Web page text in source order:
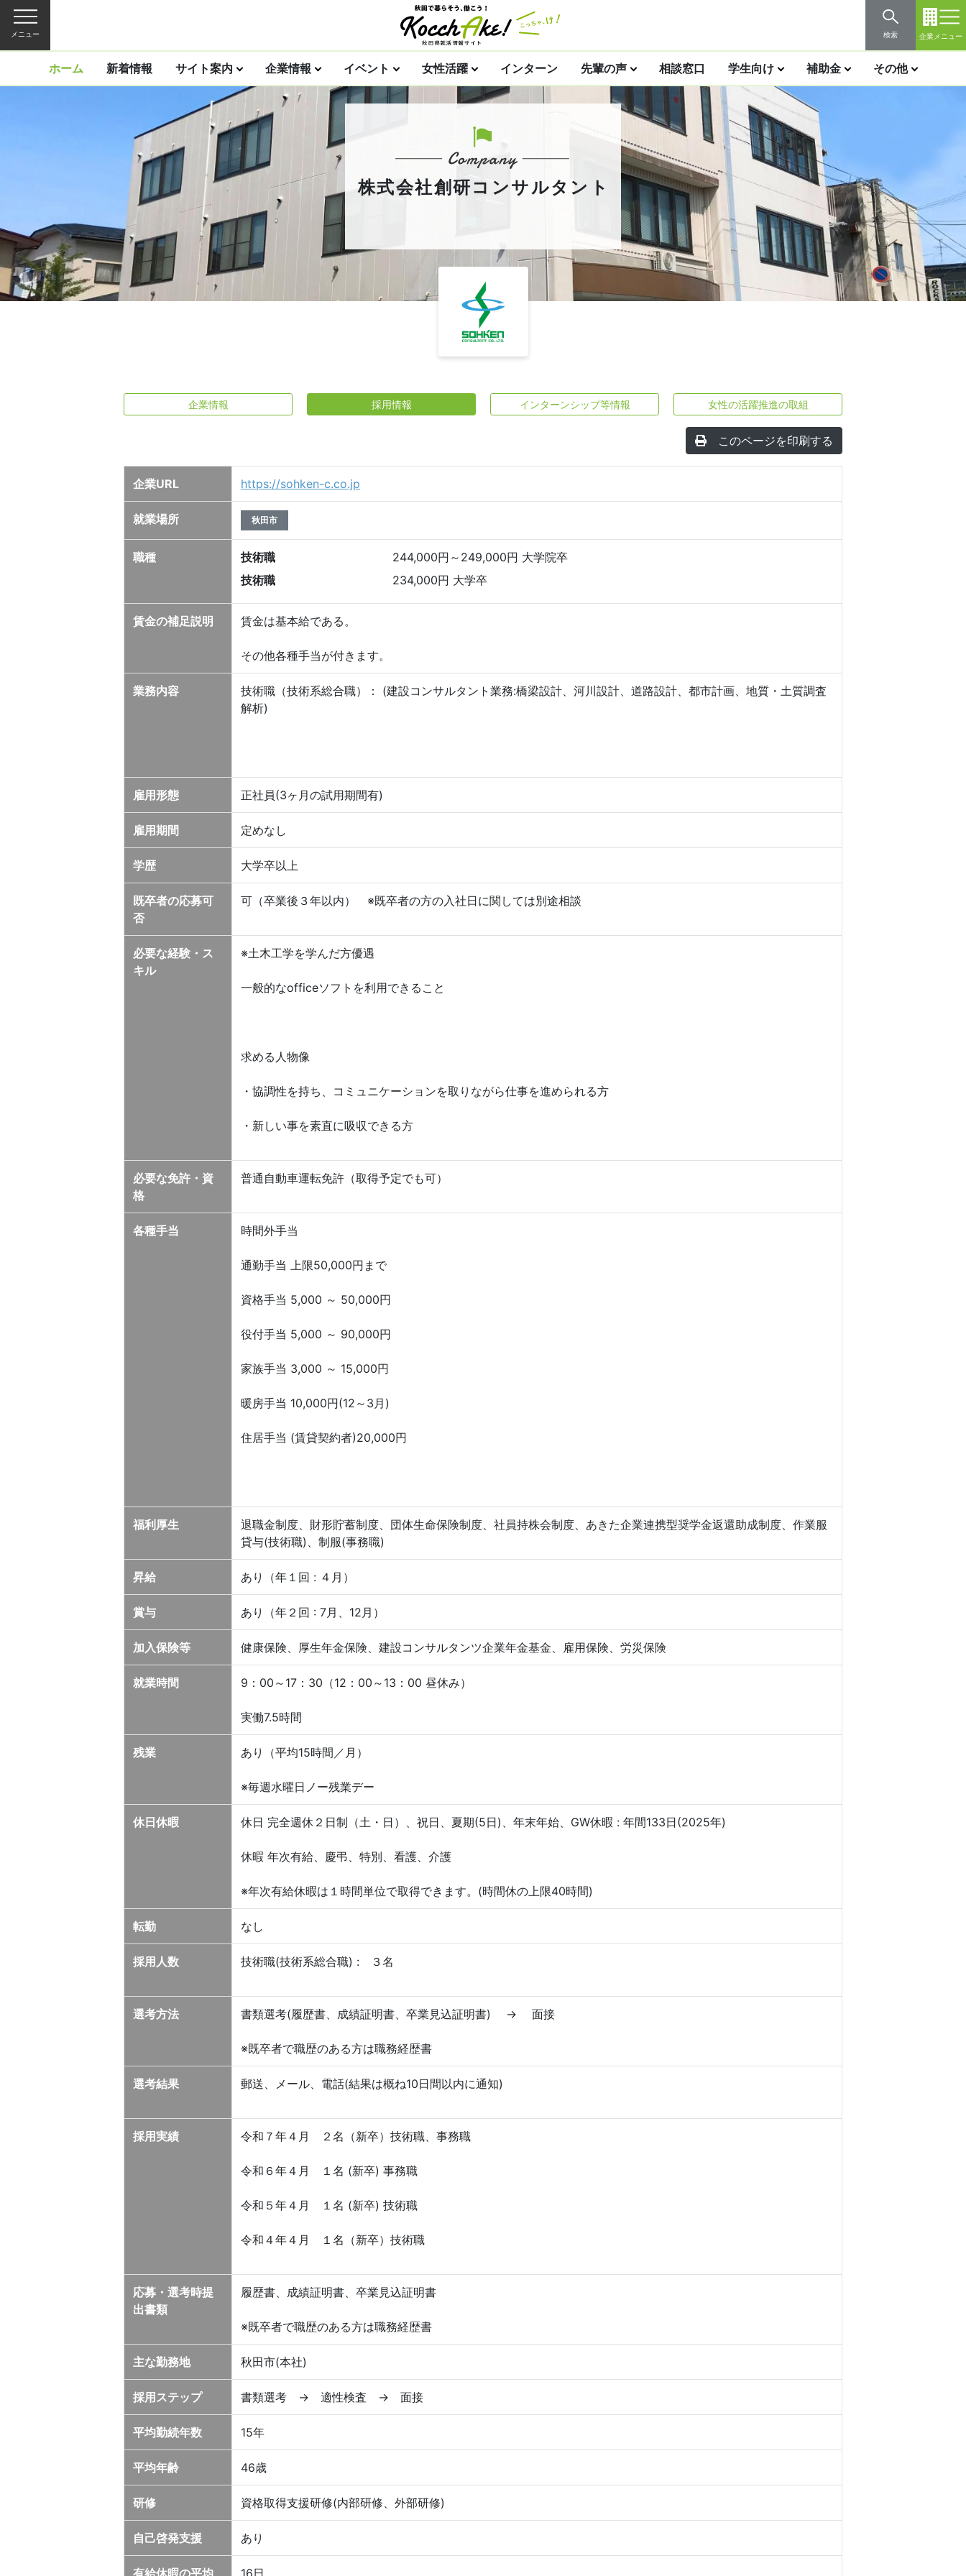
メニュー 検索 企業メニュー
ホーム 新着情報 サイト案内 企業情報 イベント 女性活躍 インターン 先輩の声 相談窓口 学生向け 補助金 その他
株式会社創研コンサルタント
企業情報 採用情報 インターンシップ等情報 女性の活躍推進の取組
このページを印刷する
企業URL https://sohken-c.co.jp
就業場所 秋田市
職種 技術職
244,000円～249,000円 大学院卒
技術職
234,000円 大学卒
賃金の補足説明 賃金は基本給である。
その他各種手当が付きます。
業務内容
技術職（技術系総合職）： (建設コンサルタント業務:橋梁設計、河川設計、道路設計、都市計画、地質・土質調査
解析)
雇用形態 正社員(3ヶ月の試用期間有)
雇用期間 定めなし
学歴 大学卒以上
既卒者の応募可
否
可（卒業後３年以内） ※既卒者の方の入社日に関しては別途相談
必要な経験・ス
キル
※土木工学を学んだ方優遇
一般的なofficeソフトを利用できること
求める人物像
・協調性を持ち、コミュニケーションを取りながら仕事を進められる方
・新しい事を素直に吸収できる方
必要な免許・資
格
普通自動車運転免許（取得予定でも可）
各種手当 時間外手当
通勤手当 上限50,000円まで
資格手当 5,000 ～ 50,000円
役付手当 5,000 ～ 90,000円
家族手当 3,000 ～ 15,000円
暖房手当 10,000円(12～3月)
住居手当 (賃貸契約者)20,000円
福利厚生
退職金制度、財形貯蓄制度、団体生命保険制度、社員持株会制度、あきた企業連携型奨学金返還助成制度、作業服
貸与(技術職)、制服(事務職)
昇給 あり（年１回 : ４月）
賞与 あり（年２回 : 7月、12月）
加入保険等 健康保険、厚生年金保険、建設コンサルタンツ企業年金基金、雇用保険、労災保険
就業時間 9：00～17：30（12：00～13：00 昼休み）
実働7.5時間
残業 あり（平均15時間／月）
※毎週水曜日ノー残業デー
休日休暇 休日 完全週休２日制（土・日）、祝日、夏期(5日)、年末年始、GW休暇 : 年間133日(2025年)
休暇 年次有給、慶弔、特別、看護、介護
※年次有給休暇は１時間単位で取得できます。(時間休の上限40時間)
転勤 なし
採用人数 技術職(技術系総合職) : ３名
選考方法 書類選考(履歴書、成績証明書、卒業見込証明書) → 面接
※既卒者で職歴のある方は職務経歴書
選考結果 郵送、メール、電話(結果は概ね10日間以内に通知)
採用実績 令和７年４月 ２名（新卒）技術職、事務職
令和６年４月 １名 (新卒) 事務職
令和５年４月 １名 (新卒) 技術職
令和４年４月 １名（新卒）技術職
応募・選考時提
出書類
履歴書、成績証明書、卒業見込証明書
※既卒者で職歴のある方は職務経歴書
主な勤務地 秋田市(本社)
採用ステップ 書類選考 → 適性検査 → 面接
平均勤続年数 15年
平均年齢 46歳
研修 資格取得支援研修(内部研修、外部研修)
自己啓発支援 あり
有給休暇の平均 16日